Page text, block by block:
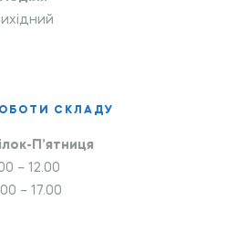
СКЛАДУ
П’ятниця
– 12.00
– 17.00